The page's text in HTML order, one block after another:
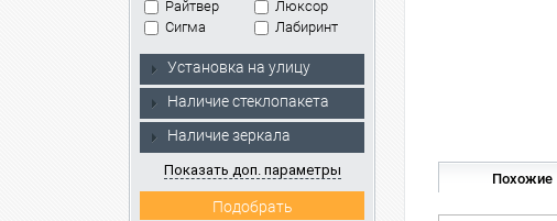
Райтвер
Люксор
Сигма
Лабиринт
Установка на улицу
Наличие стеклопакета
Наличие зеркала
Показать доп. параметры
Похожие